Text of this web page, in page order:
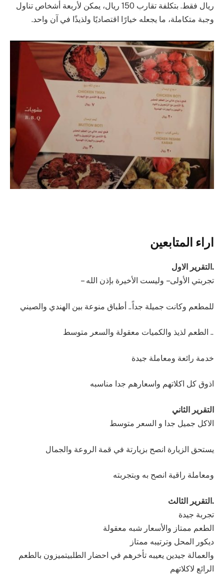
ريال فقط. بتكلفة تقارب 150 ريال، يمكن لأربعة أشخاص تناول
وجبة متكاملة، ما يجعله خيارًا اقتصاديًا ولذيذًا في آن واحد.
اراء المتابعين
.التقرير الاول
تجربتي الأولى – وليست الأخيرة بإذن الله –
للمطعم وكانت جميلة جداً.. أطباق منوعة بين الهندي والصيني
.. الطعم لذيذ والكميات معقولة والسعر متوسط
خدمة رائعة ومعاملة جيدة
اذوق كل اكلاتهم واسعارهم جدا مناسبه
التقرير الثاني
الاكل جميل جدا و السعر متوسط
يستحق الزيارة انصح بزيارتة في قمة الروعة والجمال
ومعاملة راقية انصح به وبتجربته
.التقرير الثالث
تجربة جيدة
الطعم ممتاز والأسعار شبه معقولة
ديكور المحل وترتيبه ممتاز
والعمالة جيدين يعيبه تأخرهم في احضار الطلبيتميزون بالطعم
الرائع لاكلاتهم